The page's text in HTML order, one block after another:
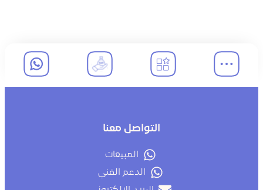
التواصل معنا
المبيعات
الدعم الفني